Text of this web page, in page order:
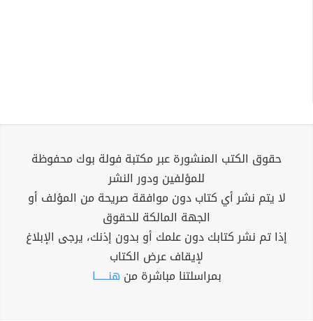
حقوق الكتب المنشورة عبر مكتبة فولة بوك محفوظة
للمؤلفين ودور النشر
لا يتم نشر أي كتاب دون موافقة صريحة من المؤلف أو
الجهة المالكة للحقوق
إذا تم نشر كتابك دون علمك أو بدون إذنك، يرجى الإبلاغ
لإيقاف عرض الكتاب
بمراسلتنا مباشرة من هنــــــا